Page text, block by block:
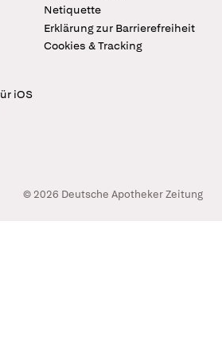
Netiquette
Erklärung zur Barrierefreiheit
Cookies & Tracking
iOS
© 2026 Deutsche Apotheker Zeitung